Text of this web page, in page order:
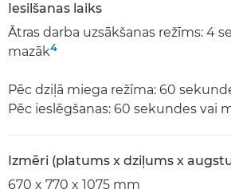
Iesilšanas laiks
Ātras darba uzsākšanas režīms: 4
mazāk4
Pēc dziļā miega režīma: 60
Pēc ieslēgšanas: 60 sekundes vai
Izmēri (platums x dziļums x
670 x 770 x 1075 mm